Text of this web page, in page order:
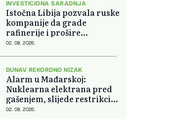
INVESTICIONA SARADNJA
Istočna Libija pozvala ruske
kompanije da grade
rafinerije i prošire
energetsku saradnju
02. 08. 2026.
DUNAV REKORDNO NIZAK
Alarm u Mađarskoj:
Nuklearna elektrana pred
gašenjem, slijede restrikcije
struje i vode
02. 08. 2026.